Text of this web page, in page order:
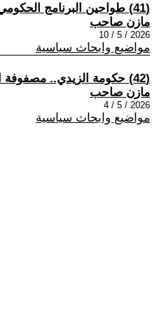
(41) طواحين البرنامج الحكومي!!
مازن صاحب
2026 / 5 / 10
مواضيع وابحاث سياسية
(42) حكومة الزيدي.. مصفوفة الاستقصاء!!
مازن صاحب
2026 / 5 / 4
مواضيع وابحاث سياسية